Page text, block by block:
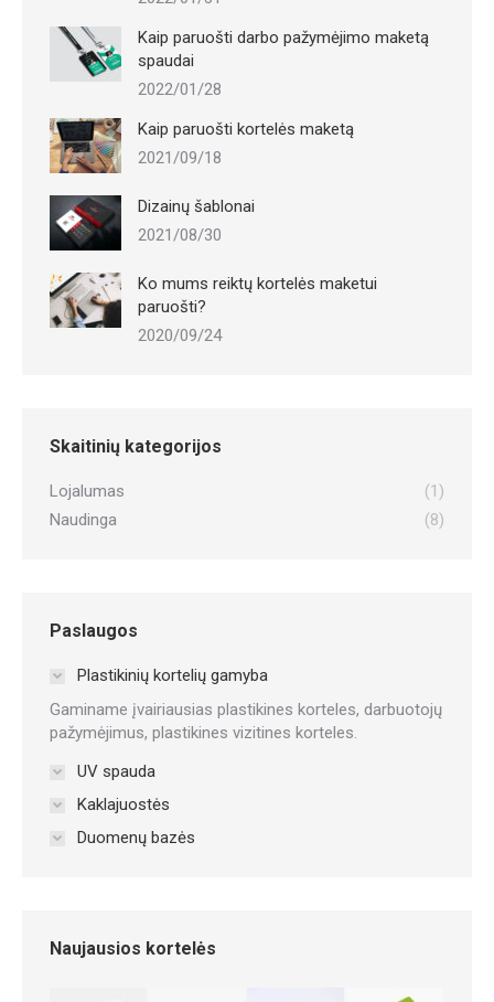
Kaip paruošti darbo pažymėjimo maketą
spaudai
2022/01/28
Kaip paruošti kortelės maketą
2021/09/18
Dizainų šablonai
2021/08/30
Ko mums reiktų kortelės maketui
paruošti?
2020/09/24
Skaitinių kategorijos
Lojalumas
(1)
Naudinga
(8)
Paslaugos
Plastikinių kortelių gamyba
Gaminame įvairiausias plastikines korteles, darbuotojų
pažymėjimus, plastikines vizitines korteles.
UV spauda
Kaklajuostės
Duomenų bazės
Naujausios kortelės